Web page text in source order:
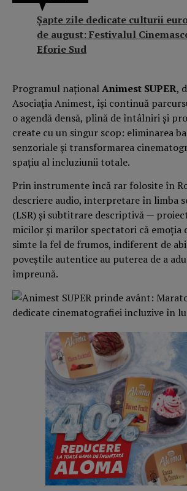
Șapte zile dedicate culturii
de august: Festivalul
Eforie Sud
Programul naționalAnimest SUPER,
Asociația Animest, își continuă
o agendă densă, plină de întâlniri și
create cu un singur scop: eliminarea
senzoriale și transformarea
spațiu al incluziunii totale.
Prin instrumente încă rar folosite în
descriere audio, interpretare în limba
(LSR) și subtitrare descriptivă —
micilor și marilor spectatori că emoția
simte la fel de frumos, indiferent de
poveștile autentice au puterea de a
împreună.